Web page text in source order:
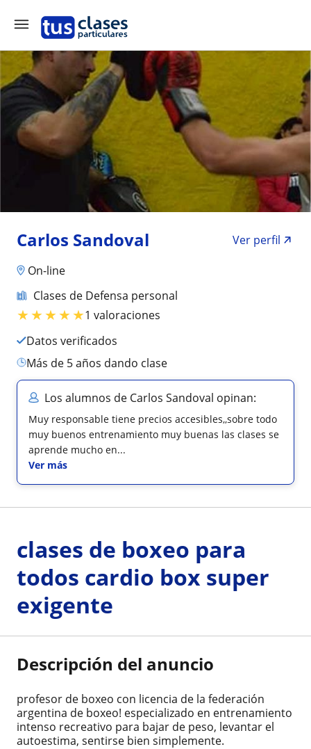
Carlos Sandoval
Ver perfil
On-line
Clases de Defensa personal
★★★★★1 valoraciones
Datos verificados
más de 5 años dando clase
Los alumnos de Carlos Sandoval opinan:
Muy responsable tiene precios accesibles,,sobre todo
muy buenos entrenamiento muy buenas las clases se
aprende mucho en...
Ver más
clases de boxeo para
todos cardio box super
exigente
Descripción del anuncio
profesor de boxeo con licencia de la federación
argentina de boxeo! especializado en entrenamiento
intenso recreativo para bajar de peso, levantar el
autoestima, sentirse bien simplemente.